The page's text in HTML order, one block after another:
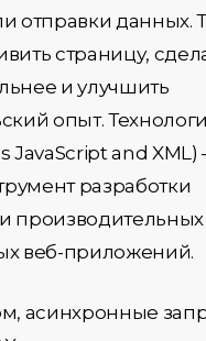
отправки данных.
страницу,
и улучшить
опыт.
JavaScript and
разработки
производительных
веб-приложений.
асинхронные